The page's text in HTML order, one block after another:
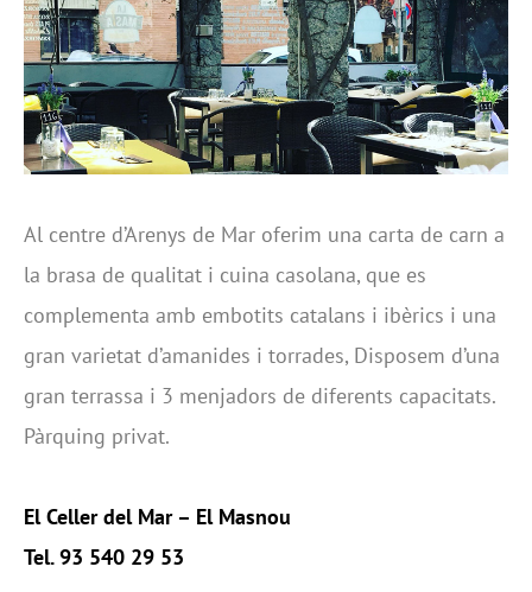
Al centre d’Arenys de Mar oferim una carta de carn a
la brasa de qualitat i cuina casolana, que es
complementa amb embotits catalans i ibèrics i una
gran varietat d’amanides i torrades, Disposem d’una
gran terrassa i 3 menjadors de diferents capacitats.
Pàrquing privat.
El Celler del Mar – El Masnou
Tel. 93 540 29 53